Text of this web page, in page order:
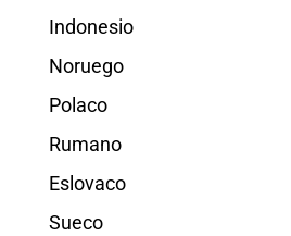
Indonesio
Noruego
Polaco
Rumano
Eslovaco
Sueco